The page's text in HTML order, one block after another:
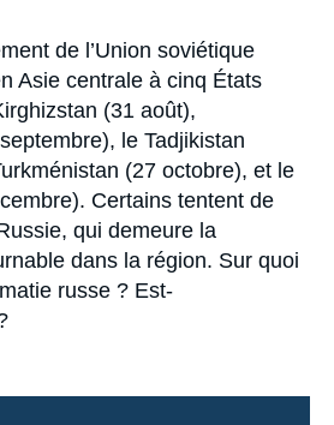
de l’Union soviétique
Asie centrale à cinq États
(31 août),
le Tadjikistan
(27 octobre), et le
Certains tentent de
qui demeure la
dans la région. Sur quoi
russe ? Est-